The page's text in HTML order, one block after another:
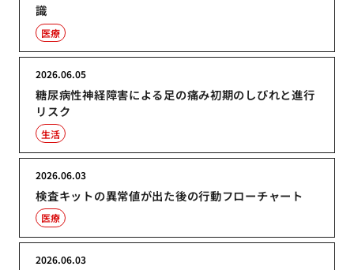
識
医療
糖尿病性神経障害による足の痛み初期のしびれと進行
リスク
2026.06.05
生活
検査キットの異常値が出た後の行動フローチャート
2026.06.03
医療
2026.06.03